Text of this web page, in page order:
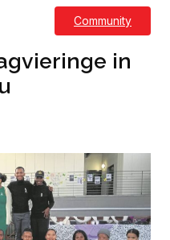
Community
in